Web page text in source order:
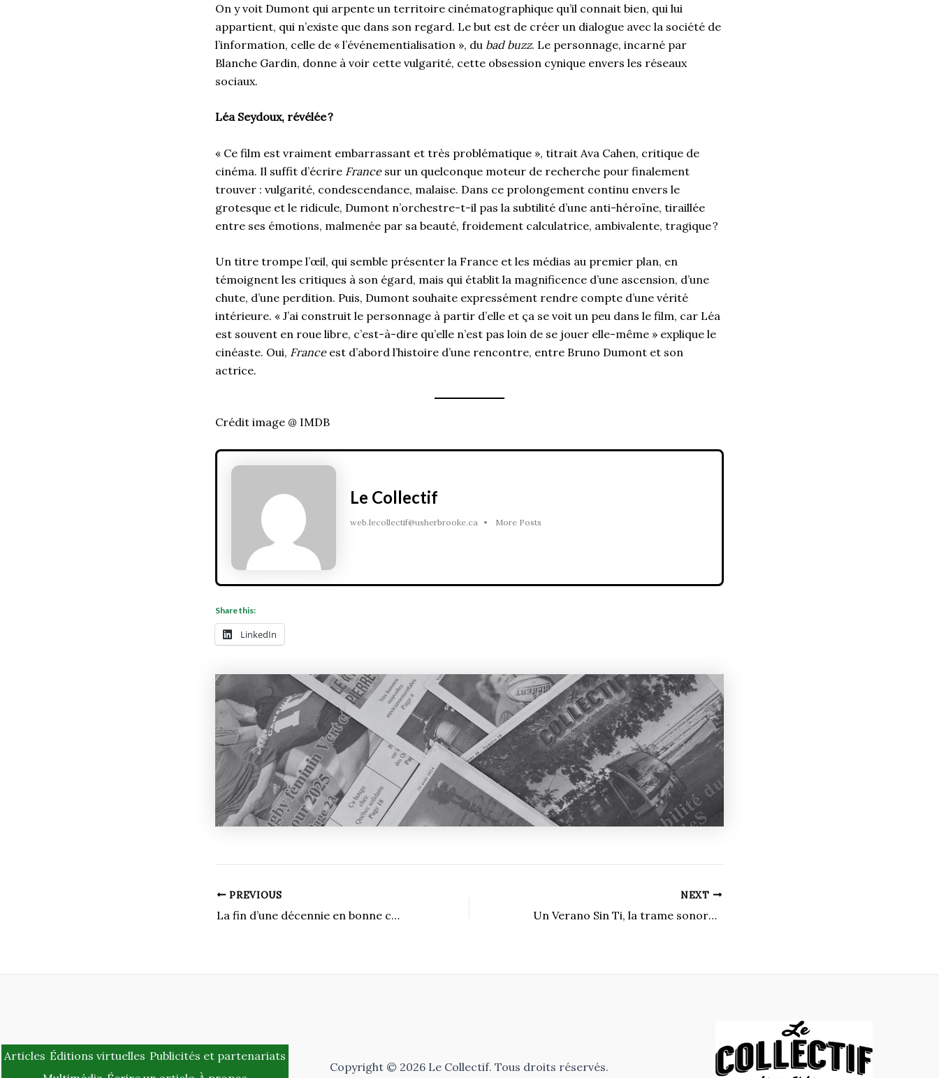
On y voit Dumont qui arpente un territoire cinématographique qu’il connait bien, qui lui
appartient, qui n’existe que dans son regard. Le but est de créer un dialogue avec la société de
l’information, celle de « l’événementialisation », du bad buzz. Le personnage, incarné par
Blanche Gardin, donne à voir cette vulgarité, cette obsession cynique envers les réseaux
sociaux.
Léa Seydoux, révélée?
« Ce film est vraiment embarrassant et très problématique », titrait Ava Cahen, critique de
cinéma. Il suffit d’écrire Francesur un quelconque moteur de recherche pour finalement
trouver : vulgarité, condescendance, malaise. Dans ce prolongement continu envers le
grotesque et le ridicule, Dumont n’orchestre-t-il pas la subtilité d’une anti-héroïne, tiraillée
entre ses émotions, malmenée par sa beauté, froidement calculatrice, ambivalente, tragique ?
Un titre trompe l’œil, qui semble présenter la France et les médias au premier plan, en
témoignent les critiques à son égard, mais qui établit la magnificence d’une ascension, d’une
chute, d’une perdition. Puis, Dumont souhaite expressément rendre compte d’une vérité
intérieure. « J’ai construit le personnage à partir d’elle et ça se voit un peu dans le film, car Léa
est souvent en roue libre, c’est-à-dire qu’elle n’est pas loin de se jouer elle-même » explique le
cinéaste. Oui, Franceest d’abord l’histoire d’une rencontre, entre Bruno Dumont et son
actrice.
Crédit image @ IMDB
Le Collectif
web.lecollectif@usherbrooke.ca • More Posts
Share this:
LinkedIn
PREVIOUS
La fin d’une décennie en bonne compagnie
NEXT
Un Verano Sin Ti, la trame sonore d’un été mémorable à venir
Articles Éditions virtuelles Publicités et partenariats
Copyright © 2026 Le Collectif. Tous droits réservés.